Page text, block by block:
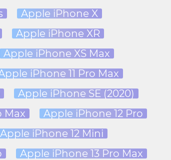
Apple iPhone X
Apple iPhone XR
Apple iPhone XS Max
iPhone 11 Pro Max
Apple iPhone SE (2020)
Max
Apple iPhone 12 Pro
Apple iPhone 12 Mini
Apple iPhone 13 Pro Max